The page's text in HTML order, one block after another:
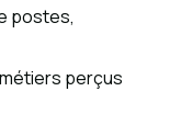
postes,
perçus